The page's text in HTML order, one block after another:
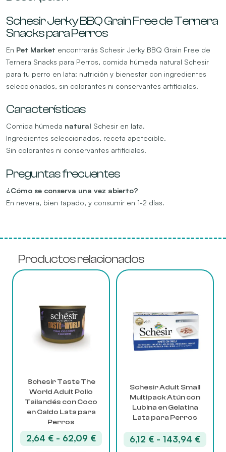
Schesir Jerky BBQ Grain Free de Ternera
Snacks para Perros
En Pet Market encontrarás Schesir Jerky BBQ Grain Free de
Ternera Snacks para Perros, comida húmeda natural Schesir
para tu perro en lata: nutrición y bienestar con ingredientes
seleccionados, sin colorantes ni conservantes artificiales.
Características
Comida húmeda natural Schesir en lata.
Ingredientes seleccionados, receta apetecible.
Sin colorantes ni conservantes artificiales.
Preguntas frecuentes
¿Cómo se conserva una vez abierto?
En nevera, bien tapado, y consumir en 1-2 días.
Productos relacionados
Schesir Taste The
World Adult Pollo
Tailandés con Coco
en Caldo Lata para
Perros
2,64 € - 62,09 €Rango
de
múltiples
variantes.
opciones
elegir
página
producto
Schesir Adult Small
Multipack Atún con
Lubina en Gelatina
Lata para Perros
6,12 € - 143,94 €Rango
de
múltiples
variantes.
opciones
página
producto